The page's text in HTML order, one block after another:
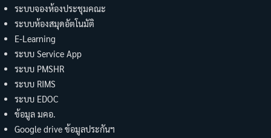
ระบบจองห้องประชุมคณะ
ระบบห้องสมุดอัตโนมัติ
E-Learning
ระบบ Service App
ระบบ PMSHR
ระบบ RIMS
ระบบ EDOC
ข้อมูล มคอ.
Google drive ข้อมูลประกันฯ